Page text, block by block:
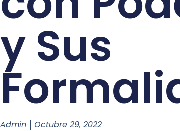
y Sus
Admin Octubre 29, 2022